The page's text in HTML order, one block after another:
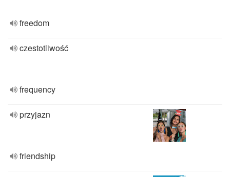
freedom
czestotliwość
frequency
przyjazn
friendship